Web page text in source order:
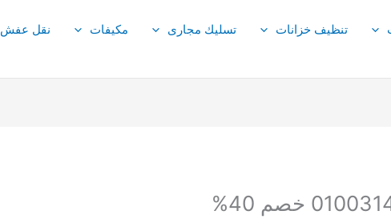
تنظيف خزانات تسليك مجارى مكيفات نقل عفش